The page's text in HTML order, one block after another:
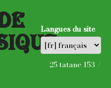
25 tatane 153 /
Langues du site